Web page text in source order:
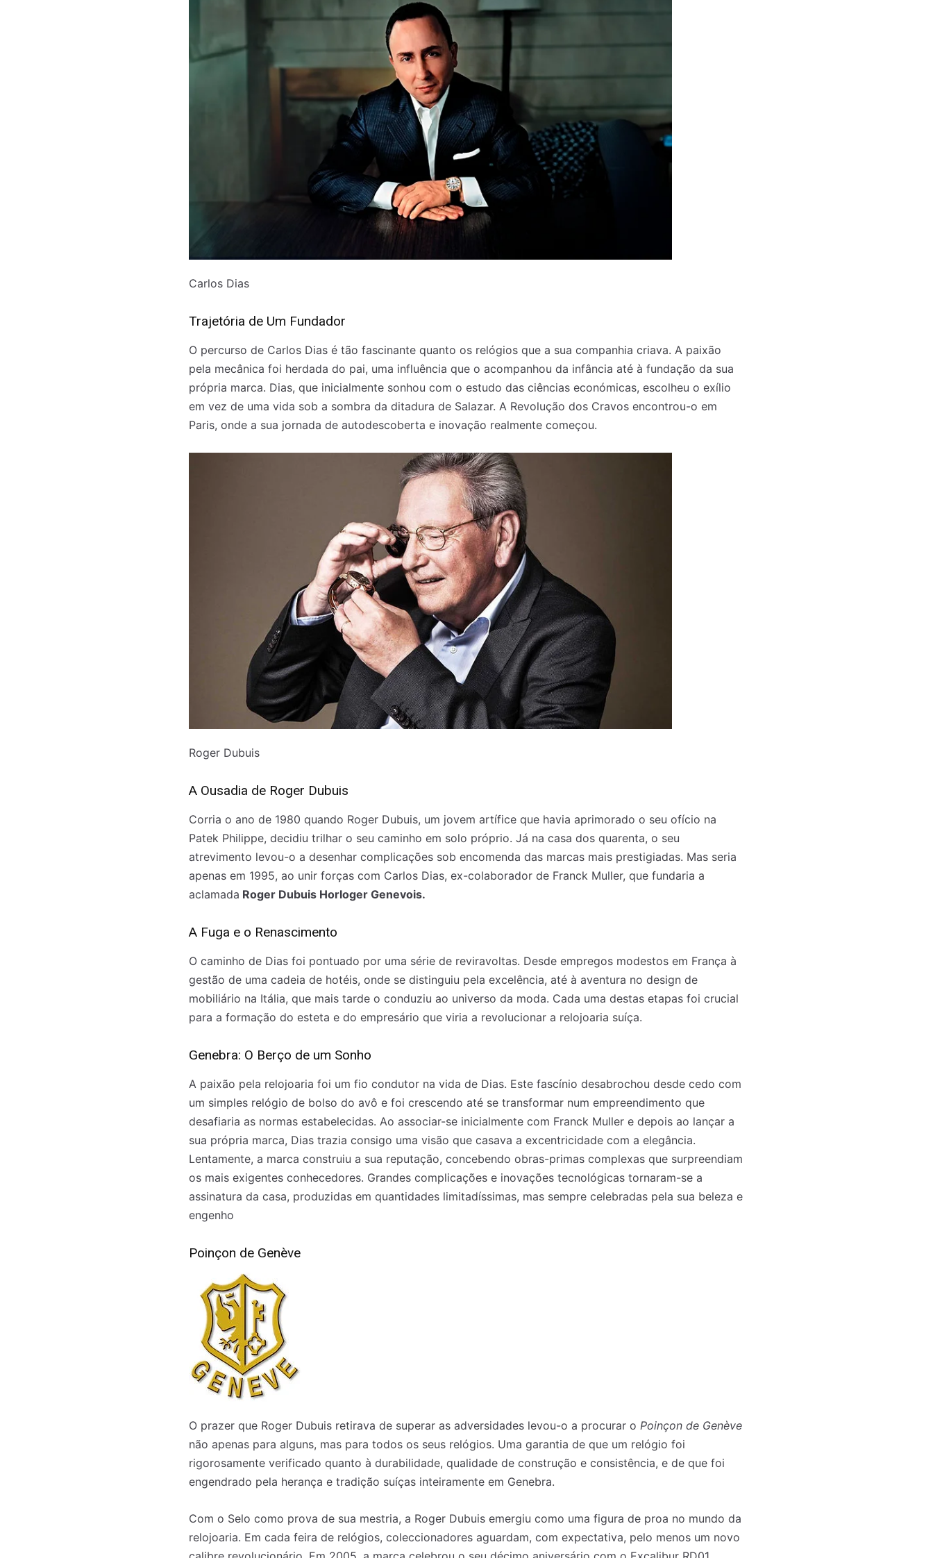
Registe-se na nossa lista de correio e receba mensalmente no seu email os artigos do mês
transacto, ilustrações e novidades. Insira o seu endereço de email e clique para subscrever:
Registe-se na nossa lista de correio e receba mensalmente no seu email os artigos do mês
transacto, ilustrações e novidades. Insira o seu endereço de email e clique para subscrever:
Carlos Dias
Trajetória de Um Fundador
O percurso de Carlos Dias é tão fascinante quanto os relógios que a sua companhia criava. A paixão
pela mecânica foi herdada do pai, uma influência que o acompanhou da infância até à fundação da sua
própria marca. Dias, que inicialmente sonhou com o estudo das ciências económicas, escolheu o exílio
em vez de uma vida sob a sombra da ditadura de Salazar. A Revolução dos Cravos encontrou-o em
Paris, onde a sua jornada de autodescoberta e inovação realmente começou.
Roger Dubuis
A Ousadia de Roger Dubuis
Corria o ano de 1980 quando Roger Dubuis, um jovem artífice que havia aprimorado o seu ofício na
Patek Philippe, decidiu trilhar o seu caminho em solo próprio. Já na casa dos quarenta, o seu
atrevimento levou-o a desenhar complicações sob encomenda das marcas mais prestigiadas. Mas seria
apenas em 1995, ao unir forças com Carlos Dias, ex-colaborador de Franck Muller, que fundaria a
aclamada Roger Dubuis Horloger Genevois.
A Fuga e o Renascimento
O caminho de Dias foi pontuado por uma série de reviravoltas. Desde empregos modestos em França à
gestão de uma cadeia de hotéis, onde se distinguiu pela excelência, até à aventura no design de
mobiliário na Itália, que mais tarde o conduziu ao universo da moda. Cada uma destas etapas foi crucial
para a formação do esteta e do empresário que viria a revolucionar a relojoaria suíça.
Genebra: O Berço de um Sonho
A paixão pela relojoaria foi um fio condutor na vida de Dias. Este fascínio desabrochou desde cedo com
um simples relógio de bolso do avô e foi crescendo até se transformar num empreendimento que
desafiaria as normas estabelecidas. Ao associar-se inicialmente com Franck Muller e depois ao lançar a
sua própria marca, Dias trazia consigo uma visão que casava a excentricidade com a elegância.
Lentamente, a marca construiu a sua reputação, concebendo obras-primas complexas que surpreendiam
os mais exigentes conhecedores. Grandes complicações e inovações tecnológicas tornaram-se a
assinatura da casa, produzidas em quantidades limitadíssimas, mas sempre celebradas pela sua beleza e
engenho
Poinçon de Genève
O prazer que Roger Dubuis retirava de superar as adversidades levou-o a procurar o Poinçon de Genève
não apenas para alguns, mas para todos os seus relógios. Uma garantia de que um relógio foi
rigorosamente verificado quanto à durabilidade, qualidade de construção e consistência, e de que foi
engendrado pela herança e tradição suíças inteiramente em Genebra.
Com o Selo como prova de sua mestria, a Roger Dubuis emergiu como uma figura de proa no mundo da
relojoaria. Em cada feira de relógios, coleccionadores aguardam, com expectativa, pelo menos um novo